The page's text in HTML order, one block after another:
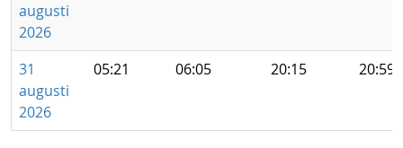
augusti
2026
31
augusti
2026
05:21 06:05 20:15 20:59